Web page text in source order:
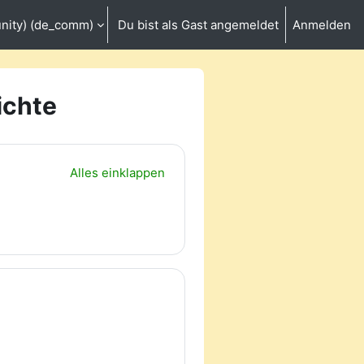
‎(de_comm)‎ Du bist als Gast angemeldet Anmelden
Alles einklappen